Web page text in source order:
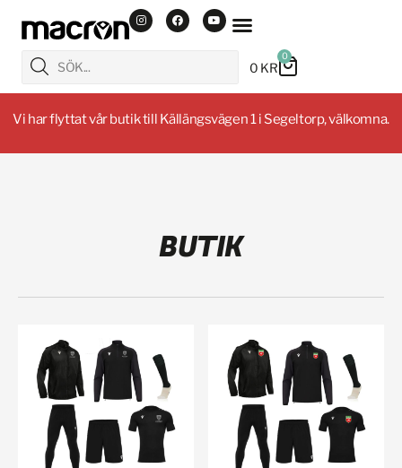
0 KR
0
Vi har flyttat vår butik till Källängsvägen 1 i Segeltorp, välkomna.
BUTIK